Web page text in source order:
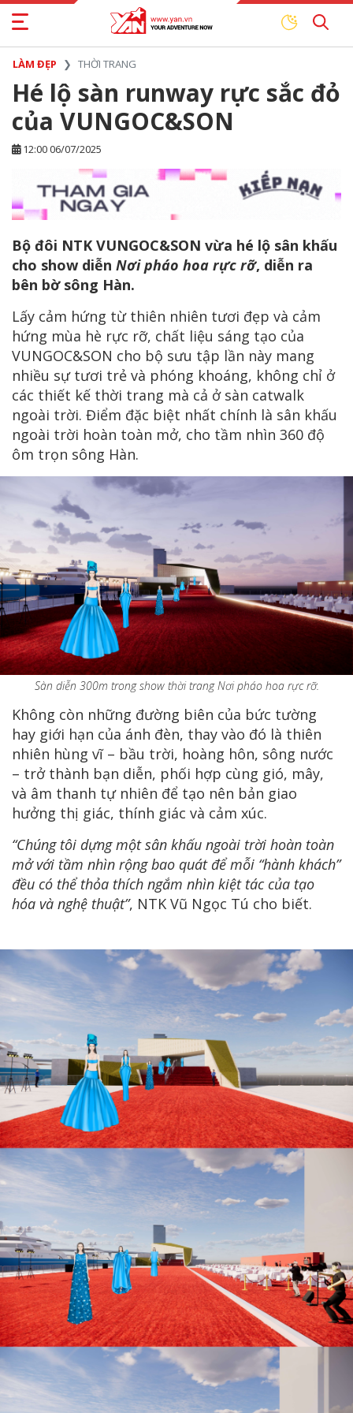
LÀM ĐẸP THỜI TRANG
Hé lộ sàn runway rực sắc đỏ
của VUNGOC&SON
12:00 06/07/2025
Bộ đôi NTK VUNGOC&SON vừa hé lộ sân khấu
cho show diễn Nơi pháo hoa rực rỡ, diễn ra
bên bờ sông Hàn.
Lấy cảm hứng từ thiên nhiên tươi đẹp và cảm
hứng mùa hè rực rỡ, chất liệu sáng tạo của
VUNGOC&SON cho bộ sưu tập lần này mang
nhiều sự tươi trẻ và phóng khoáng, không chỉ ở
các thiết kế thời trang mà cả ở sàn catwalk
ngoài trời. Điểm đặc biệt nhất chính là sân khấu
ngoài trời hoàn toàn mở, cho tầm nhìn 360 độ
ôm trọn sông Hàn.
Sàn diễn 300m trong show thời trang Nơi pháo hoa rực rỡ.
Không còn những đường biên của bức tường
hay giới hạn của ánh đèn, thay vào đó là thiên
nhiên hùng vĩ – bầu trời, hoàng hôn, sông nước
– trở thành bạn diễn, phối hợp cùng gió, mây,
và âm thanh tự nhiên để tạo nên bản giao
hưởng thị giác, thính giác và cảm xúc.
“Chúng tôi dựng một sân khấu ngoài trời hoàn toàn
mở với tầm nhìn rộng bao quát để mỗi “hành khách”
đều có thể thỏa thích ngắm nhìn kiệt tác của tạo
hóa và nghệ thuật”, NTK Vũ Ngọc Tú cho biết.